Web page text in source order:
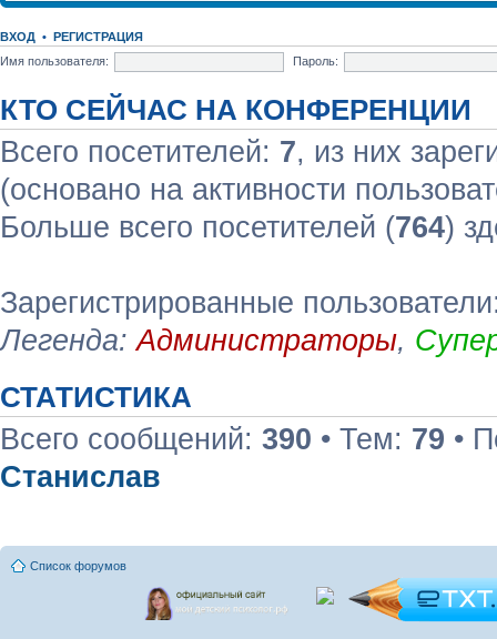
ВХОД • РЕГИСТРАЦИЯ
Имя пользователя:
Пароль:
КТО СЕЙЧАС НА КОНФЕРЕНЦИИ
Всего посетителей: 7, из них
(основано на активности
Больше всего посетителей (764)
Зарегистрированные
Легенда:Администраторы,
СТАТИСТИКА
Всего сообщений: 390 • Тем: 79 •
Станислав
Список форумов